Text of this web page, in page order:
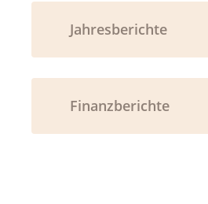
Jahresberichte
Finanzberichte